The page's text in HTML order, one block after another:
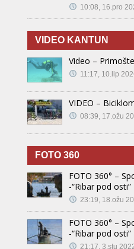
10:08, 16.pro
VIDEO KANTUN
Video –
11:17, 10.lip
VIDEO –
08:39, 17.ožu
FOTO 360
FOTO 360° –
-“Ribar pod osti”
23:19, 18.ožu
FOTO 360° –
-“Ribar pod osti”
21:17, 3.stu